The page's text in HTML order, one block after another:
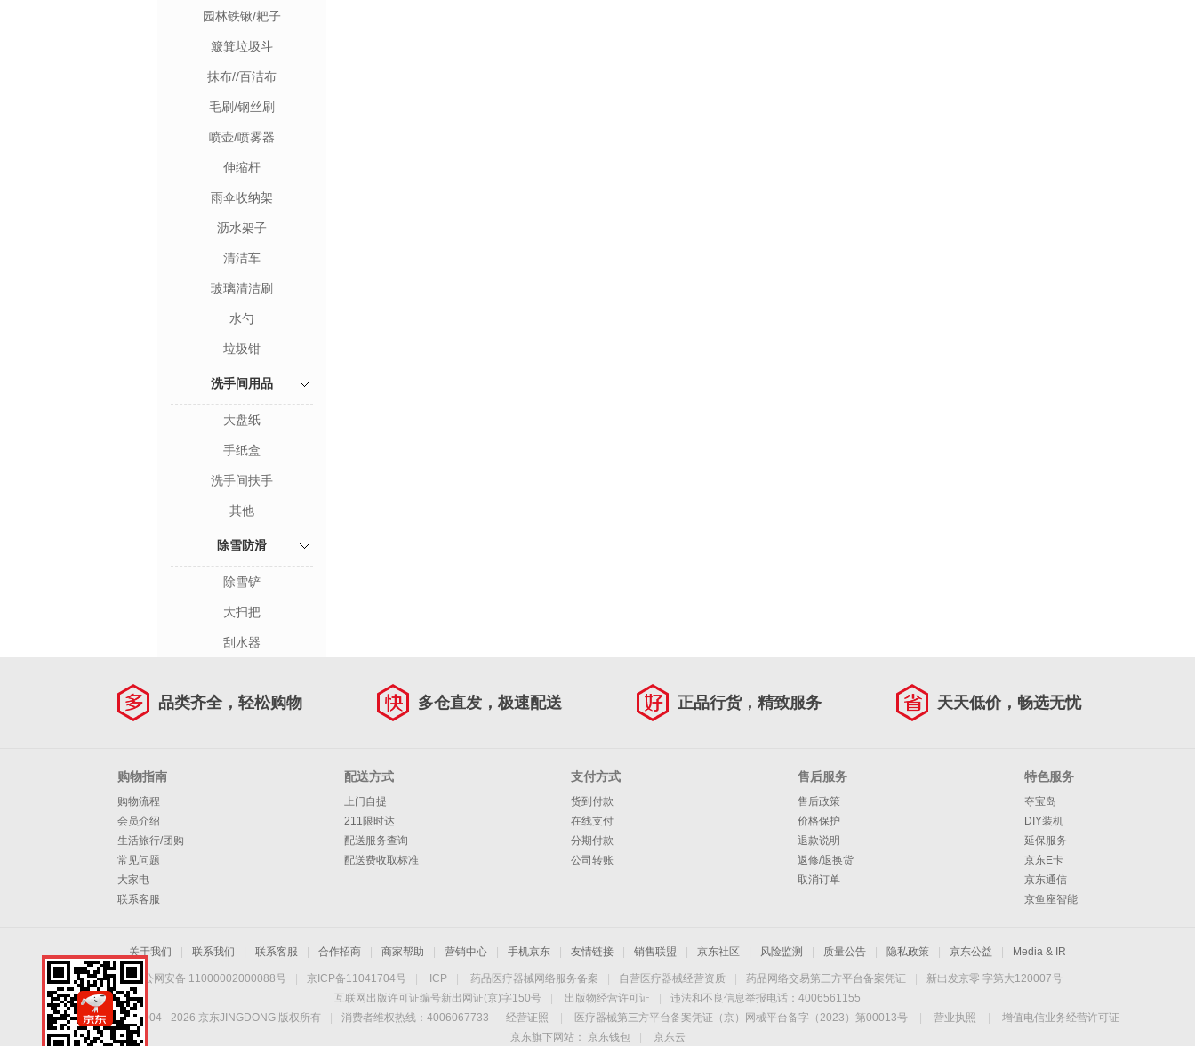
园林铁锹/耙子
簸箕垃圾斗
抹布//百洁布
毛刷/钢丝刷
喷壶/喷雾器
伸缩杆
雨伞收纳架
沥水架子
清洁车
玻璃清洁刷
水勺
垃圾钳
洗手间用品
大盘纸
手纸盒
洗手间扶手
其他
除雪防滑
除雪铲
大扫把
刮水器
品类齐全，轻松购物 多仓直发，极速配送 正品行货，精致服务 天天低价，畅选无忧
购物指南
购物流程
会员介绍
生活旅行/团购
常见问题
大家电
联系客服
配送方式
上门自提
211限时达
配送服务查询
配送费收取标准
支付方式
货到付款
在线支付
分期付款
公司转账
售后服务
售后政策
价格保护
退款说明
返修/退换货
取消订单
特色服务
夺宝岛
DIY装机
延保服务
京东E卡
京东通信
京鱼座智能
关于我们 联系我们 联系客服 合作招商 商家帮助 营销中心 手机京东 友情链接 销售联盟 京东社区 风险监测 质量公告 隐私政策 京东公益 Media & IR
京公网安备 11000002000088号 京ICP备11041704号 ICP 药品医疗器械网络服务备案 自营医疗器械经营资质 药品网络交易第三方平台备案凭证
新出发京零 字第大120007号
互联网出版许可证编号新出网证(京)字150号
出版物经营许可证
违法和不良信息举报电话：4006561155
Copyright © 2004 - 2026 京东JINGDONG 版权所有 消费者维权热线：4006067733 经营证照 医疗器械第三方平台备案凭证（京）网械平台备字（2023）第00013号 营业执照
增值电信业务经营许可证
京东旗下网站：
京东钱包 京东云